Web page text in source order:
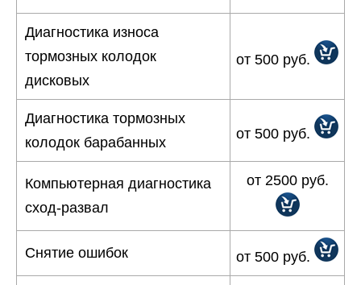
Диагностика износа
тормозных колодок
дисковых
от 500 руб.
Диагностика тормозных
колодок барабанных
от 500 руб.
Компьютерная диагностика
сход-развал
от 2500 руб.
Снятие ошибок от 500 руб.